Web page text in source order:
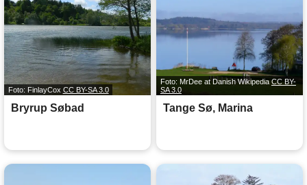
Foto: FinlayCox CC BY-SA 3.0
Bryrup Søbad
Foto: MrDee at Danish Wikipedia CC BY-
SA 3.0
Tange Sø, Marina